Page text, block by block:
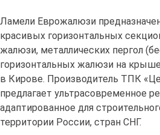
Ламели Еврожалюзи
красивых горизонтальных
жалюзи, металлических пергол
горизонтальных жалюзи на
в Кирове. Производитель ТПК
предлагает ультрасовременное
адаптированное для
территории России, стран СНГ.